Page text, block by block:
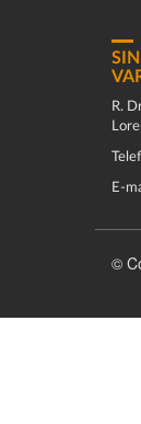
R.
E-
©